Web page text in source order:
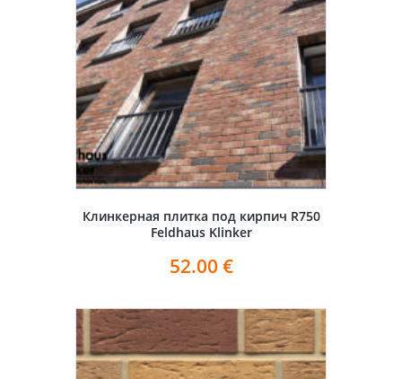
Клинкерная плитка под кирпич R750
Feldhaus Klinker
52.00 €